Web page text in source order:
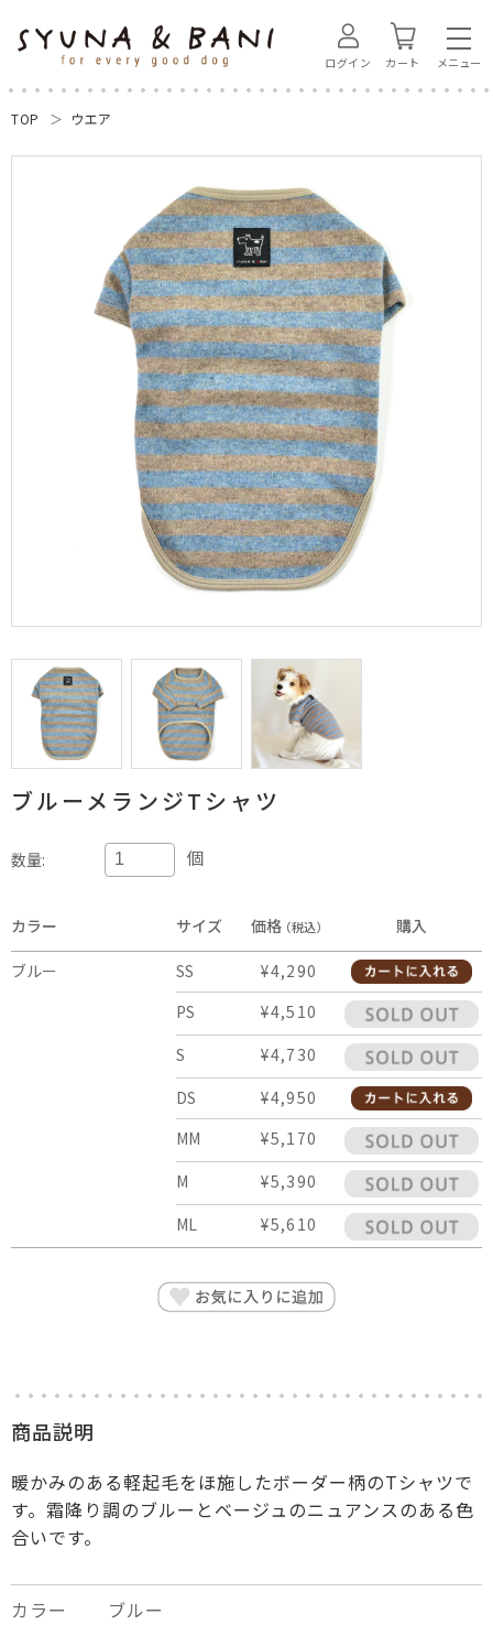
ログイン カート
TOP ウエア
ブルーメランジTシャツ
数量: 個
カラー サイズ 価格（税込） 購入
ブルー SS
¥4,290
PS
¥4,510
S
¥4,730
DS
¥4,950
MM
¥5,170
M
¥5,390
ML
¥5,610
商品説明
暖かみのある軽起毛をほ施したボーダー柄のTシャツで
す。霜降り調のブルーとベージュのニュアンスのある色
合いです。
カラー ブルー